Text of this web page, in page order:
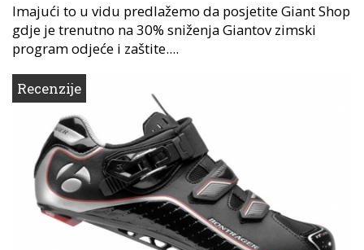
Imajući to u vidu predlažemo da posjetite Giant Shop
gdje je trenutno na 30% sniženja Giantov zimski
program odjeće i zaštite....
Recenzije